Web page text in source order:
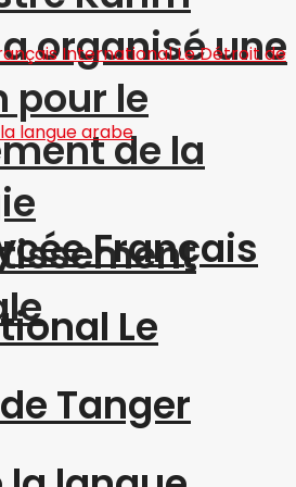
a organisé une
pour le
de la
Français
Le
Tanger